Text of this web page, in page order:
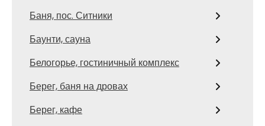
Баня, пос. Ситники
Баунти, сауна
Белогорье, гостиничный комплекс
Берег, баня на дровах
Берег, кафе